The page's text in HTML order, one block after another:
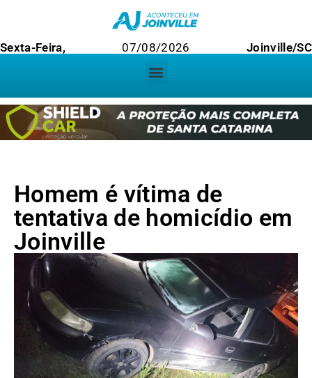
Sexta-Feira, 07/08/2026 Joinville/SC
Homem é vítima de
tentativa de homicídio em
Joinville